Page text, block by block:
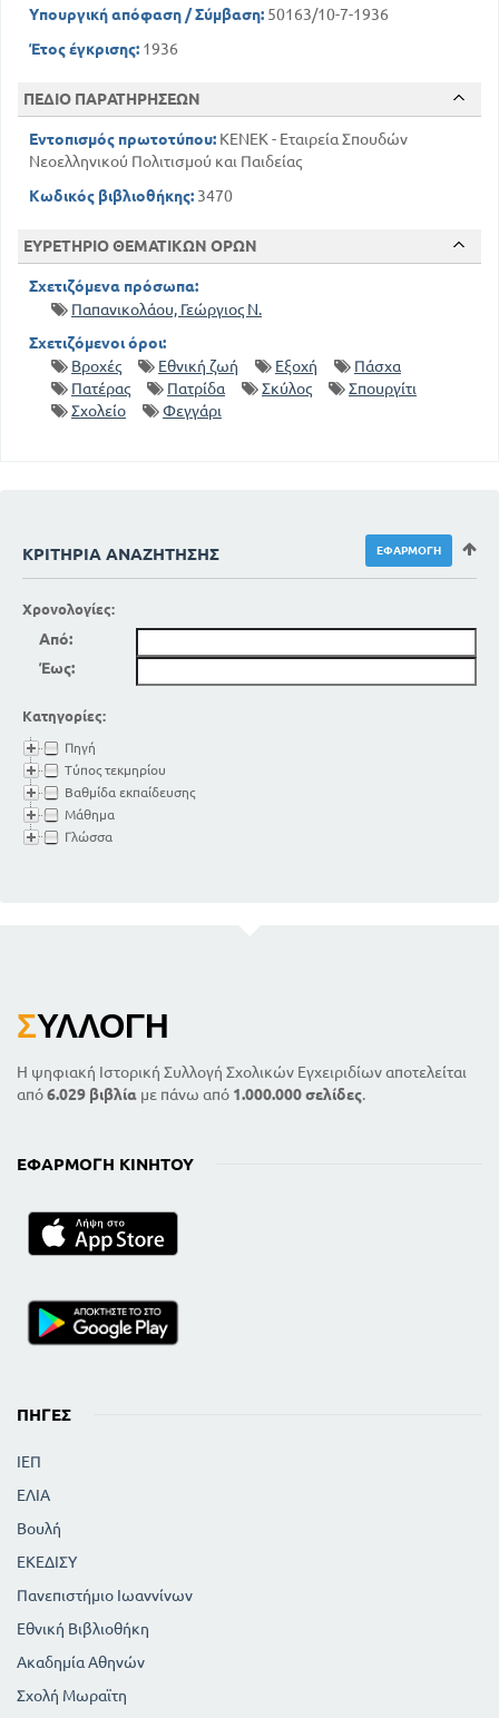
Υπουργική απόφαση / Σύμβαση: 50163/10-7-1936
Έτος έγκρισης: 1936
ΠΕΔΙΟ ΠΑΡΑΤΗΡΗΣΕΩΝ
Εντοπισμός πρωτοτύπου: ΚΕΝΕΚ - Εταιρεία Σπουδών
Νεοελληνικού Πολιτισμού και Παιδείας
Κωδικός βιβλιοθήκης: 3470
ΕΥΡΕΤΗΡΙΟ ΘΕΜΑΤΙΚΩΝ ΟΡΩΝ
Σχετιζόμενα πρόσωπα:
Παπανικολάου, Γεώργιος Ν.
Σχετιζόμενοι όροι:
Βροχές
Εθνική ζωή Εξοχή
Πάσχα
Πατέρας
Πατρίδα Σκύλος
Σπουργίτι
Σχολείο
Φεγγάρι
ΚΡΙΤΉΡΙΑ ΑΝΑΖΉΤΗΣΗΣ
Χρονολογίες:
Από:
Έως:
Κατηγορίες:
Πηγή
Τύπος τεκμηρίου
Βαθμίδα εκπαίδευσης
Μάθημα
Γλώσσα
ΣΥΛΛΟΓΉ
Η ψηφιακή Ιστορική Συλλογή Σχολικών Εγχειριδίων αποτελείται
από6.029 βιβλία με πάνω από 1.000.000 σελίδες.
ΕΦΑΡΜΟΓΉ ΚΙΝΗΤΟΎ
ΠΗΓΈΣ
ΙΕΠ
ΕΛΙΑ
Βουλή
ΕΚΕΔΙΣΥ
Πανεπιστήμιο Ιωαννίνων
Εθνική Βιβλιοθήκη
Ακαδημία Αθηνών
Σχολή Μωραϊτη